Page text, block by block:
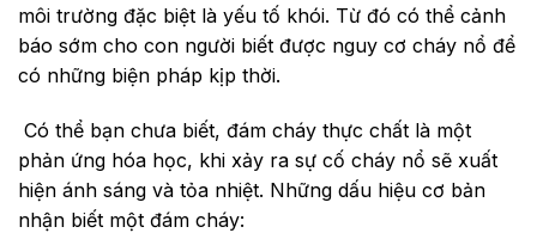
môi trường đặc biệt là yếu tố khói. Từ đó có thể cảnh
báo sớm cho con người biết được nguy cơ cháy nổ để
có những biện pháp kịp thời.
Có thể bạn chưa biết, đám cháy thực chất là một
phản ứng hóa học, khi xảy ra sự cố cháy nổ sẽ xuất
hiện ánh sáng và tỏa nhiệt. Những dấu hiệu cơ bản
nhận biết một đám cháy: